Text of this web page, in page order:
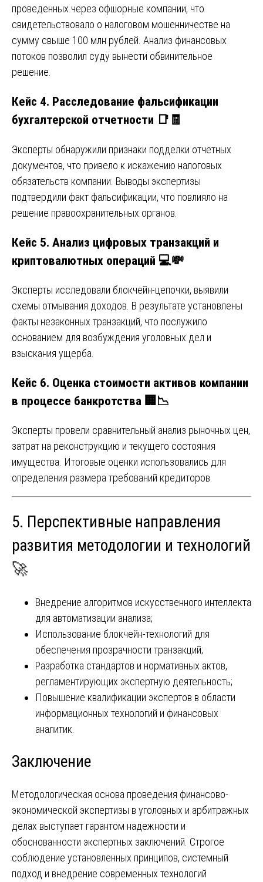
проведенных через офшорные компании, что
свидетельствовало о налоговом мошенничестве на
сумму свыше 100 млн рублей. Анализ финансовых
потоков позволил суду вынести обвинительное
решение.
Кейc 4. Расследование фальсификации
бухгалтерской отчетности 📑🧾
Эксперты обнаружили признаки подделки отчетных
документов, что привело к искажению налоговых
обязательств компании. Выводы экспертизы
подтвердили факт фальсификации, что повлияло на
решение правоохранительных органов.
Кейc 5. Анализ цифровых транзакций и
криптовалютных операций 💻💸
Эксперты исследовали блокчейн-цепочки, выявили
схемы отмывания доходов. В результате установлены
факты незаконных транзакций, что послужило
основанием для возбуждения уголовных дел и
взыскания ущерба.
Кейc 6. Оценка стоимости активов компании
в процессе банкротства 🏢📉
Эксперты провели сравнительный анализ рыночных цен,
затрат на реконструкцию и текущего состояния
имущества. Итоговые оценки использовались для
определения размера требований кредиторов.
5. Перспективные направления
развития методологии и технологий
🚀
Внедрение алгоритмов искусственного интеллекта
для автоматизации анализа;
Использование блокчейн-технологий для
обеспечения прозрачности транзакций;
Разработка стандартов и нормативных актов,
регламентирующих экспертную деятельность;
Повышение квалификации экспертов в области
информационных технологий и финансовых
аналитик.
Заключение
Методологическая основа проведения финансово-
экономической экспертизы в уголовных и арбитражных
делах выступает гарантом надежности и
обоснованности экспертных заключений. Строгое
соблюдение установленных принципов, системный
подход и внедрение современных технологий